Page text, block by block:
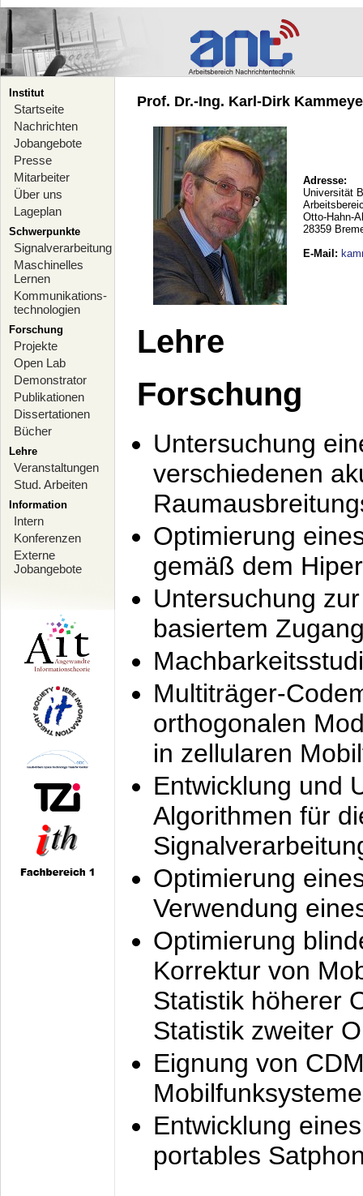
Institut
Startseite
Nachrichten
Jobangebote
Presse
Mitarbeiter
Über uns
Lageplan
Schwerpunkte
Signalverarbeitung
Maschinelles
Lernen
Kommunikations-
technologien
Forschung
Projekte
Open Lab
Demonstrator
Publikationen
Dissertationen
Bücher
Lehre
Veranstaltungen
Stud. Arbeiten
Information
Intern
Konferenzen
Externe
Jobangebote
Prof. Dr.-Ing. Karl-Dirk
Adresse:
Universität
Otto-Hahn-
28359
E-Mail :
Lehre
Forschung
Untersuchung
verschiedenen
Optimierung
gemäß dem
Untersuchung
basiertem
Multiträger-
orthogonalen
in zellularen
Entwicklung und
Algorithmen für
Optimierung
Verwendung
Optimierung
Korrektur von
Statistik höherer
Statistik zweiter
Eignung von
Mobilfunksysteme
Entwicklung
portables